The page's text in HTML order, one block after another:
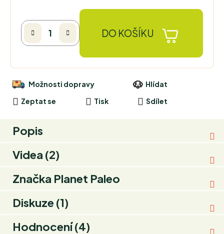
DO KOŠÍKU
Tisk
Zeptat se
Hlídat
Sdílet
Možnosti dopravy
Popis
Videa (2)
Značka Planet Paleo
Diskuze (1)
Hodnocení (4)